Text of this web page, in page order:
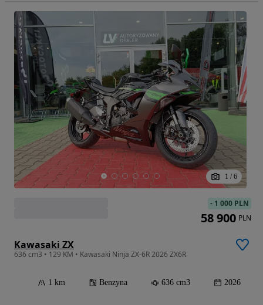
1 / 6
Kawasaki ZX
636 cm3 • 129 KM • Kawasaki Ninja ZX-6R 2026 ZX6R
1 km Benzyna 636 cm3 2026
- 1 000 PLN
58 900 PLN